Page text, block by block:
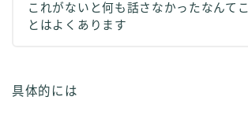
これがないと何も話さなかったなんてこ
とはよくあります
具体的には